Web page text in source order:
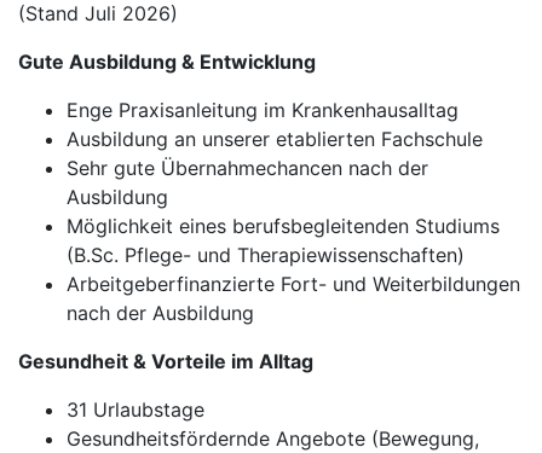
(Stand Juli 2026)
Gute Ausbildung & Entwicklung
Enge Praxisanleitung im Krankenhausalltag
Ausbildung an unserer etablierten Fachschule
Sehr gute Übernahmechancen nach der
Ausbildung
Möglichkeit eines berufsbegleitenden Studiums
(B.Sc. Pflege- und Therapiewissenschaften)
Arbeitgeberfinanzierte Fort- und Weiterbildungen
nach der Ausbildung
Gesundheit & Vorteile im Alltag
31 Urlaubstage
Gesundheitsfördernde Angebote (Bewegung,